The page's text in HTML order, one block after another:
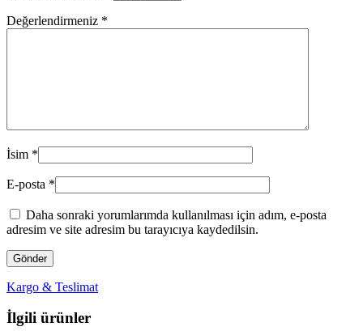
Değerlendirmeniz *
İsim *
E-posta *
Daha sonraki yorumlarımda kullanılması için adım, e-posta
adresim ve site adresim bu tarayıcıya kaydedilsin.
Kargo & Teslimat
İlgili ürünler